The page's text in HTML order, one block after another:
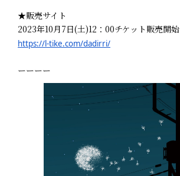
★販売サイト
2023年10月7日(土)12：00チケット販売開始
https://l-tike.com/dadirri/
ーーーー